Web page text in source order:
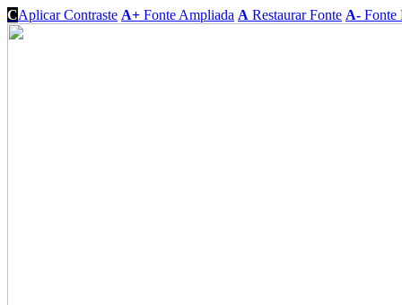
CAplicar Contraste A+ Fonte Ampliada A Restaurar Fonte A- Fonte